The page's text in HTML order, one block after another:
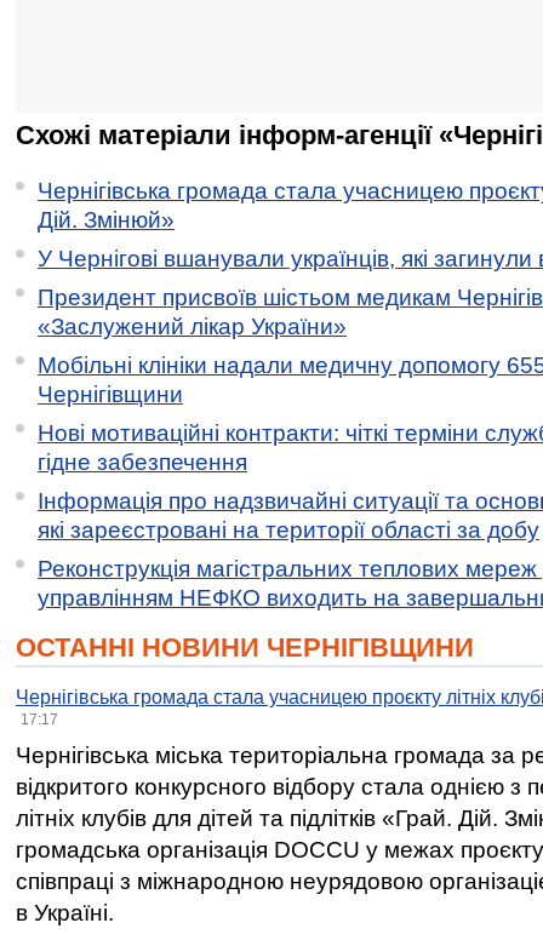
Схожі матеріали інформ-агенції
Чернігівська громада стала учасницею
Дій. Змінюй»
У Чернігові вшанували українців, які загинули
Президент присвоїв шістьом медикам
«Заслужений лікар України»
Мобільні клініки надали медичну допомогу
Чернігівщини
Нові мотиваційні контракти: чіткі терміни
гідне забезпечення
Інформація про надзвичайні ситуації та
які зареєстровані на території області за добу
Реконструкція магістральних теплових мереж
управлінням НЕФКО виходить на
ОСТАННІ НОВИНИ ЧЕРНІГІВЩИНИ
Чернігівська громада стала учасницею проєкту літніх
17:17
Чернігівська міська територіальна громада за
відкритого конкурсного відбору стала однією
літніх клубів для дітей та підлітків «Грай. Дій.
громадська організація DOCCU у межах
співпраці з міжнародною неурядовою
в Україні.